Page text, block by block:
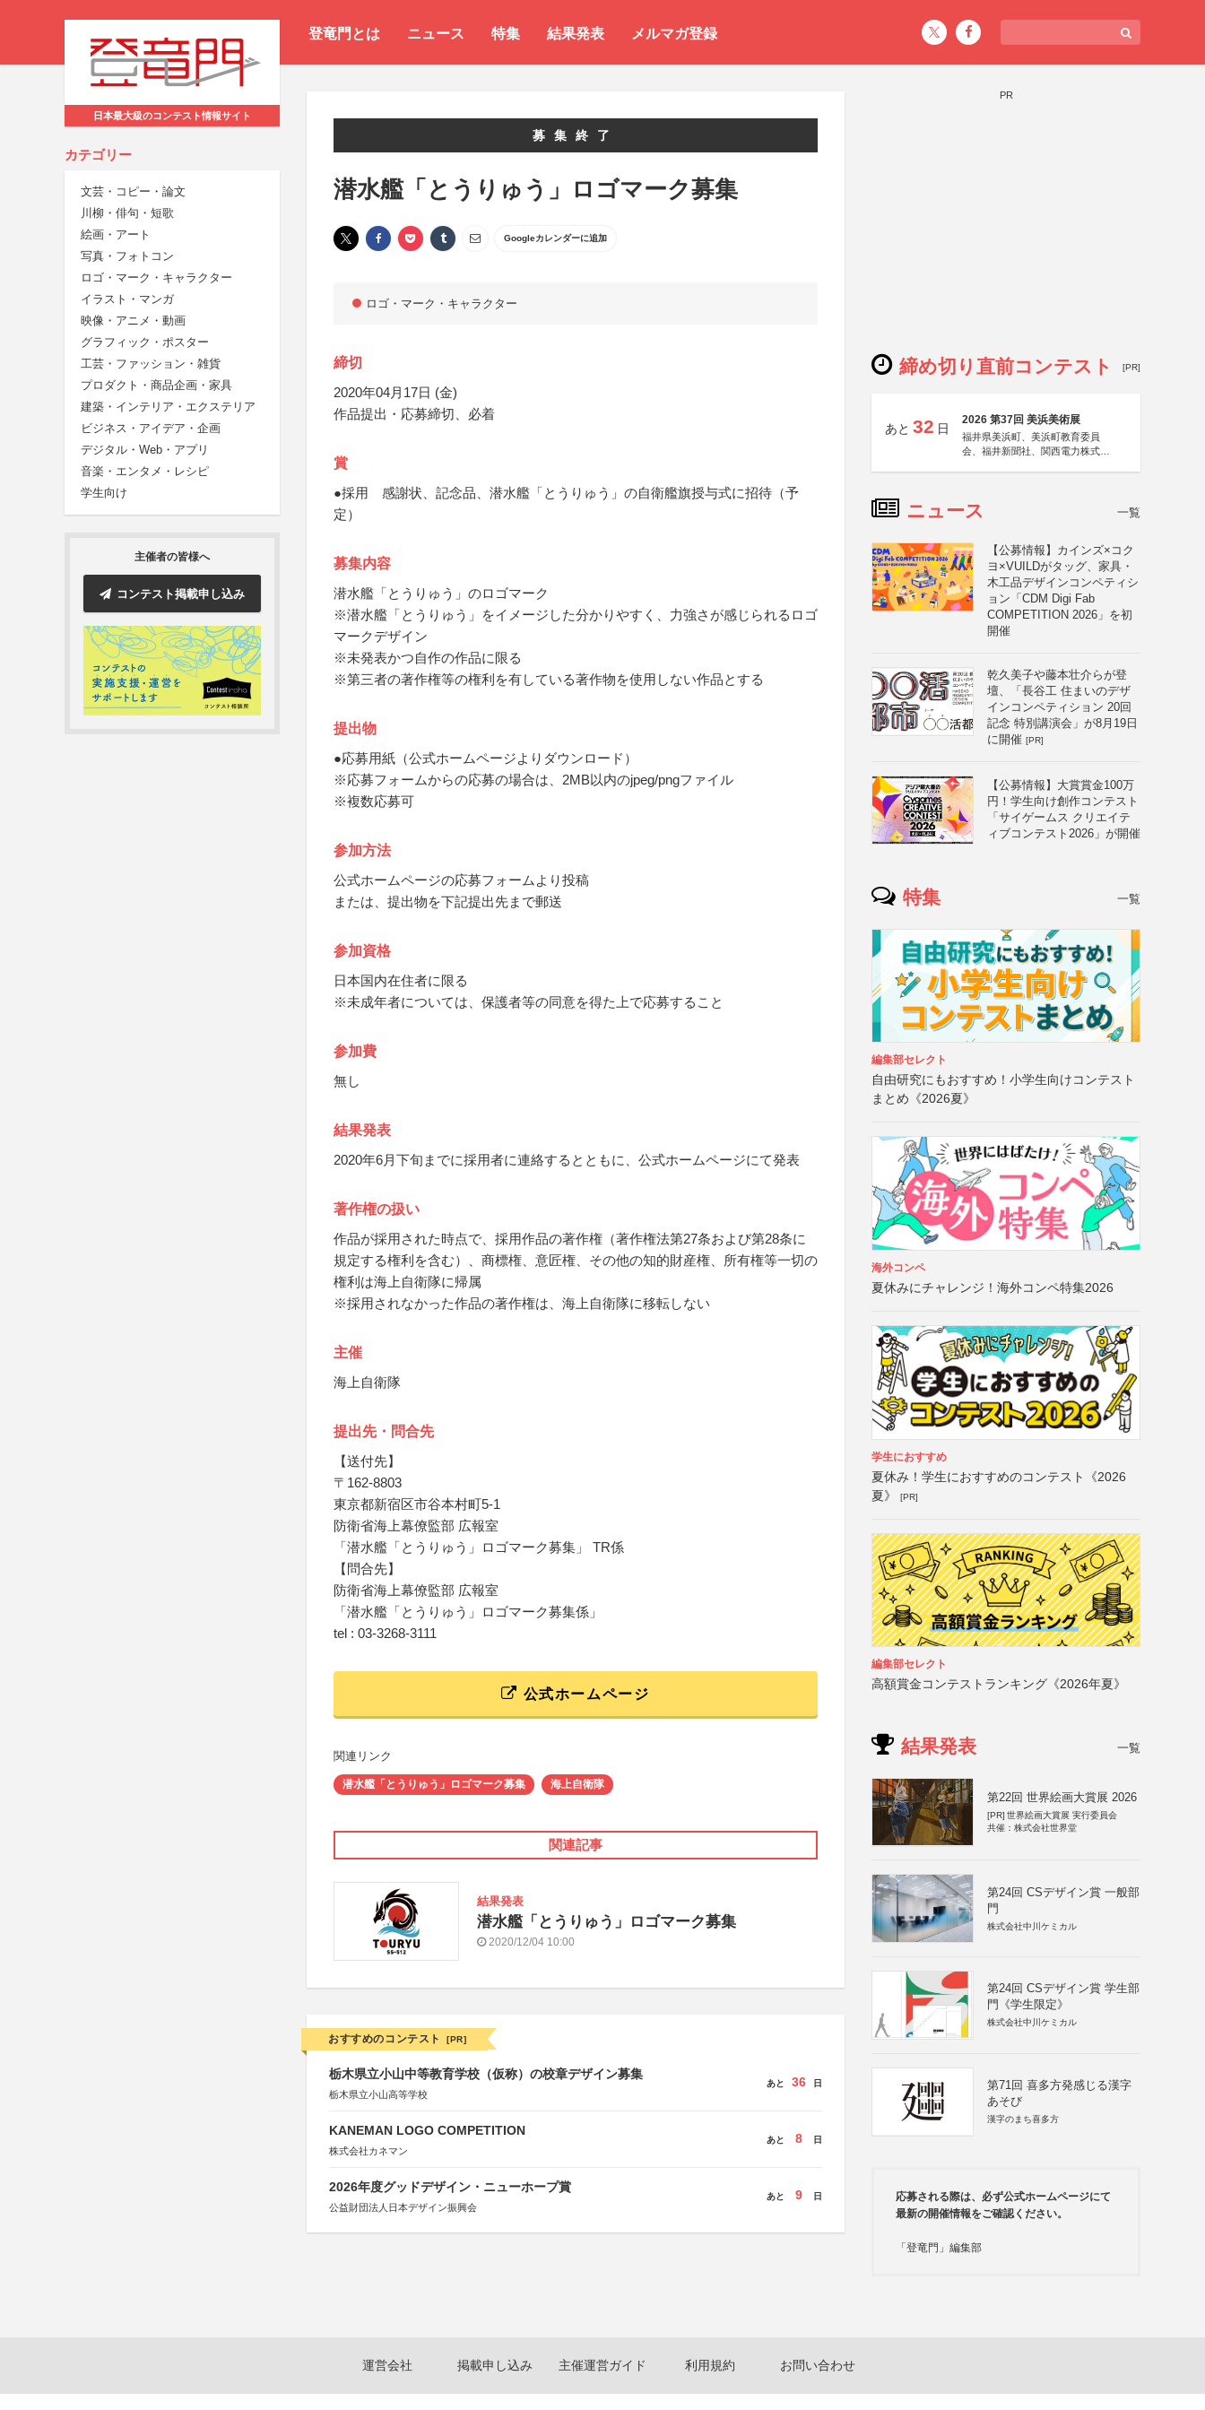
登竜門とは ニュース 特集 結果発表 メルマガ登録
日本最大級のコンテスト情報サイト
カテゴリー
文芸・コピー・論文
川柳・俳句・短歌
絵画・アート
写真・フォトコン
ロゴ・マーク・キャラクター
イラスト・マンガ
映像・アニメ・動画
グラフィック・ポスター
工芸・ファッション・雑貨
プロダクト・商品企画・家具
建築・インテリア・エクステリア
ビジネス・アイデア・企画
デジタル・Web・アプリ
音楽・エンタメ・レシピ
学生向け
主催者の皆様へ
コンテスト掲載申し込み
募集終了
潜水艦「とうりゅう」ロゴマーク募集
Googleカレンダーに追加
ロゴ・マーク・キャラクター
締切
2020年04月17日 (金)
作品提出・応募締切、必着
賞
●採用 感謝状、記念品、潜水艦「とうりゅう」の自衛艦旗授与式に招待（予
定）
募集内容
潜水艦「とうりゅう」のロゴマーク
※潜水艦「とうりゅう」をイメージした分かりやすく、力強さが感じられるロゴ
マークデザイン
※未発表かつ自作の作品に限る
※第三者の著作権等の権利を有している著作物を使用しない作品とする
提出物
●応募用紙（公式ホームページよりダウンロード）
※応募フォームからの応募の場合は、2MB以内のjpeg/pngファイル
※複数応募可
参加方法
公式ホームページの応募フォームより投稿
または、提出物を下記提出先まで郵送
参加資格
日本国内在住者に限る
※未成年者については、保護者等の同意を得た上で応募すること
参加費
無し
結果発表
2020年6月下旬までに採用者に連絡するとともに、公式ホームページにて発表
著作権の扱い
作品が採用された時点で、採用作品の著作権（著作権法第27条および第28条に
規定する権利を含む）、商標権、意匠権、その他の知的財産権、所有権等一切の
権利は海上自衛隊に帰属
※採用されなかった作品の著作権は、海上自衛隊に移転しない
主催
海上自衛隊
提出先・問合先
【送付先】
〒162-8803
東京都新宿区市谷本村町5-1
防衛省海上幕僚監部 広報室
「潜水艦「とうりゅう」ロゴマーク募集」 TR係
【問合先】
防衛省海上幕僚監部 広報室
「潜水艦「とうりゅう」ロゴマーク募集係」
tel : 03-3268-3111
公式ホームページ
関連リンク
潜水艦「とうりゅう」ロゴマーク募集 海上自衛隊
関連記事
結果発表
潜水艦「とうりゅう」ロゴマーク募集
2020/12/04 10:00
おすすめのコンテスト [PR]
栃木県立小山中等教育学校（仮称）の校章デザイン募集
栃木県立小山高等学校
あと 36 日
KANEMAN LOGO COMPETITION
株式会社カネマン
あと 8 日
2026年度グッドデザイン・ニューホープ賞
公益財団法人日本デザイン振興会
あと 9 日
PR
締め切り直前コンテスト [PR]
あと 32 日
2026 第37回 美浜美術展
福井県美浜町、美浜町教育委員
会、福井新聞社、関西電力株式会
ニュース 一覧
【公募情報】カインズ×コク
ヨ×VUILDがタッグ、家具・
木工品デザインコンペティシ
ョン「CDM Digi Fab
COMPETITION 2026」を初
開催
乾久美子や藤本壮介らが登
壇、「長谷工 住まいのデザ
インコンペティション 20回
記念 特別講演会」が8月19日
に開催 [PR]
【公募情報】大賞賞金100万
円！学生向け創作コンテスト
「サイゲームス クリエイテ
ィブコンテスト2026」が開催
特集 一覧
編集部セレクト
自由研究にもおすすめ！小学生向けコンテスト
まとめ《2026夏》
海外コンペ
夏休みにチャレンジ！海外コンペ特集2026
学生におすすめ
夏休み！学生におすすめのコンテスト《2026
夏》
[PR]
編集部セレクト
高額賞金コンテストランキング《2026年夏》
結果発表 一覧
第22回 世界絵画大賞展 2026
[PR] 世界絵画大賞展 実行委員会
共催：株式会社世界堂
第24回 CSデザイン賞 一般部
門
株式会社中川ケミカル
第24回 CSデザイン賞 学生部
門《学生限定》
株式会社中川ケミカル
第71回 喜多方発感じる漢字
あそび
漢字のまち喜多方
応募される際は、必ず公式ホームページにて
最新の開催情報をご確認ください。
「登竜門」編集部
運営会社 掲載申し込み 主催運営ガイド 利用規約 お問い合わせ